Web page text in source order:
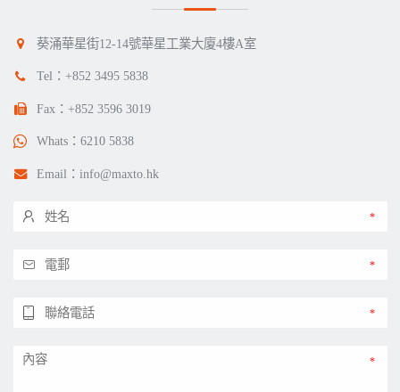
葵涌華星街12-14號華星工業大廈4樓A室
Tel： +852 3495 5838
Fax：+852 3596 3019
Whats： 6210 5838
Email： info@maxto.hk